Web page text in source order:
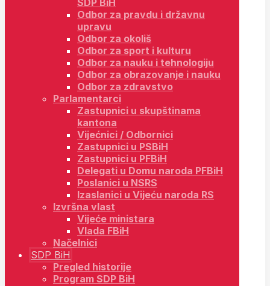
SDP BiH
Odbor za pravdu i državnu
upravu
Odbor za okoliš
Odbor za sport i kulturu
Odbor za nauku i tehnologiju
Odbor za obrazovanje i nauku
Odbor za zdravstvo
Parlamentarci
Zastupnici u skupštinama
kantona
Vijećnici / Odbornici
Zastupnici u PSBiH
Zastupnici u PFBiH
Delegati u Domu naroda PFBiH
Poslanici u NSRS
Izaslanici u Vijeću naroda RS
Izvršna vlast
Vijeće ministara
Vlada FBiH
Načelnici
SDP BiH
Pregled historije
Program SDP BiH